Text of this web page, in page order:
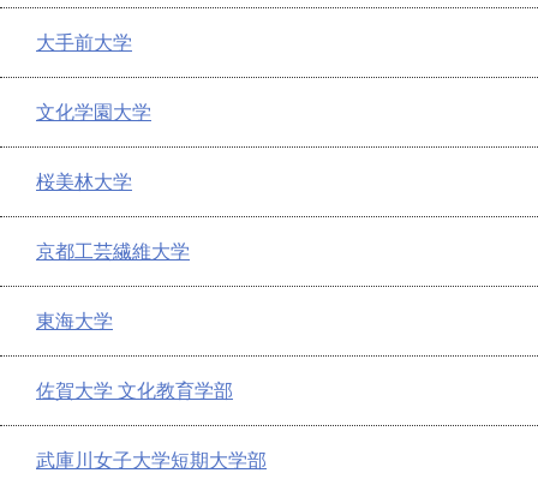
大手前大学
文化学園大学
桜美林大学
京都工芸繊維大学
東海大学
佐賀大学 文化教育学部
武庫川女子大学短期大学部